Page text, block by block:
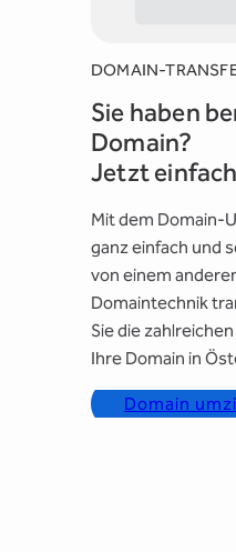
DOMAIN-
Sie haben
Domain?
Jetzt
Mit dem Domain-
ganz einfach und
von einem
Domaintechnik
Sie die
Ihre Domain in
Domain